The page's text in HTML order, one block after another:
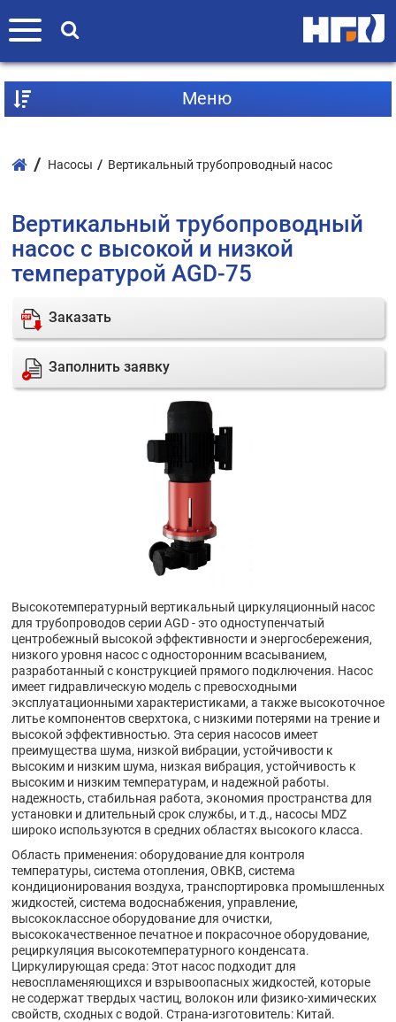
Mеню
Насосы Вертикальный трубопроводный насос
Вертикальный трубопроводный
насос с высокой и низкой
температурой AGD-75
Заказать
Заполнить заявку
Высокотемпературный вертикальный циркуляционный насос
для трубопроводов серии AGD - это одноступенчатый
центробежный высокой эффективности и энергосбережения,
низкого уровня насос с односторонним всасыванием,
разработанный с конструкцией прямого подключения. Насос
имеет гидравлическую модель с превосходными
эксплуатационными характеристиками, а также высокоточное
литье компонентов сверхтока, с низкими потерями на трение и
высокой эффективностью. Эта серия насосов имеет
преимущества шума, низкой вибрации, устойчивости к
высоким и низким шума, низкая вибрация, устойчивость к
высоким и низким температурам, и надежной работы.
надежность, стабильная работа, экономия пространства для
установки и длительный срок службы, и т.д., насосы MDZ
широко используются в средних областях высокого класса.
Область применения: оборудование для контроля
температуры, система отопления, ОВКВ, система
кондиционирования воздуха, транспортировка промышленных
жидкостей, система водоснабжения, управление,
высококлассное оборудование для очистки,
высококачественное печатное и покрасочное оборудование,
рециркуляция высокотемпературного конденсата.
Циркулирующая среда: Этот насос подходит для
невоспламеняющихся и взрывоопасных жидкостей, которые
не содержат твердых частиц, волокон или физико-химических
свойств, сходных с водой. Страна-изготовитель: Китай.